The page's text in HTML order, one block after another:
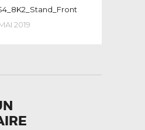
post:
2019